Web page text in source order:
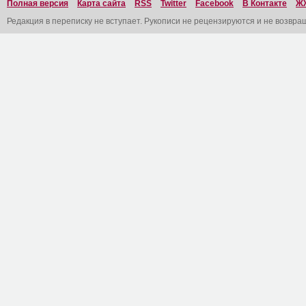
Полная версия
Карта сайта RSS Twitter Facebook В Контакте
Редакция в переписку не вступает. Рукописи не рецензируются и не